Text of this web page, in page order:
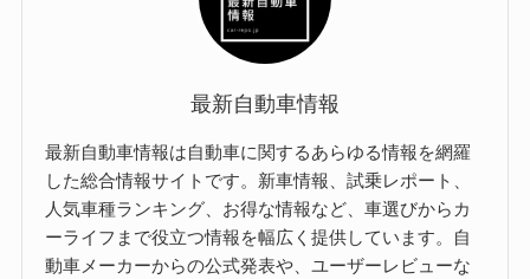
最新自動車情報
最新自動車情報は自動車に関するあらゆる情報を網羅
した総合情報サイトです。新車情報、試乗レポート、
人気車種ランキング、お得な情報など、車選びからカ
ーライフまで役立つ情報を幅広く提供しています。自
動車メーカーからの公式発表や、ユーザーレビューな